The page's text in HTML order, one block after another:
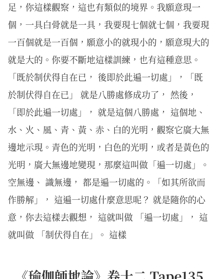
足，你這樣觀察，這也有類似的境界。我願意現一
個，一具白骨就是一具，我要現七個就七個，我要現
一百個就是一百個，願意小的就現小的，願意現大的
就是大的。你要不斷地這樣訓練，也有這種意思。
「既於制伏得自在已， 後即於此遍一切處」，「既
於制伏得自在已」 就是八勝處修成功了， 然後，
「即於此遍一切處」， 就是這個八勝處， 這個地、
水、火、風、青、黃、赤、白的光明，觀察它廣大無
邊地示現。青色的光明，白色的光明，或者是黃色的
光明，廣大無邊地變現，那麼這叫做「遍一切處」。
空無邊、 識無邊， 都是遍一切處的。「如其所欲而
作勝解」， 這遍一切處什麼意思呢？ 就是隨你的心
意，你去這樣去觀想， 這就叫做 「遍一切處」， 這
就叫做 「制伏得自在」。 這樣